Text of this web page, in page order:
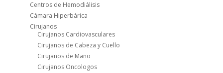
Centros de Hemodiálisis
Cámara Hiperbárica
Cirujanos
Cirujanos Cardiovasculares
Cirujanos de Cabeza y Cuello
Cirujanos de Mano
Cirujanos Oncologos